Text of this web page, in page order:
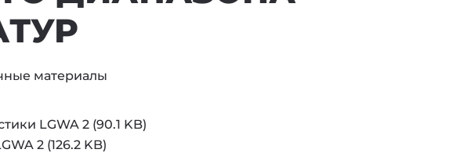
материалы
LGWA 2 (90.1 KB)
2 (126.2 KB)